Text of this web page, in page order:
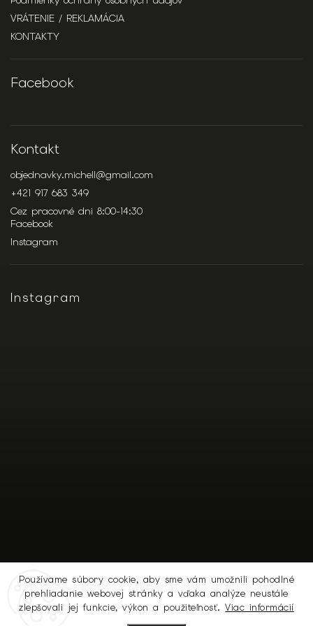
Používame súbory cookie, aby sme vám umožnili pohodlné
prehliadanie webovej stránky a vďaka analýze neustále
zlepšovali jej funkcie, výkon a použiteľnosť.Viac informácií
VRÁTENIE / REKLAMÁCIA
KONTAKTY
Facebook
Kontakt
objednavky.michell@gmail.com
+421 917 683 349
Cez pracovné dni 8:00-14:30
Facebook
Instagram
Instagram
Sledovať na Instagrame